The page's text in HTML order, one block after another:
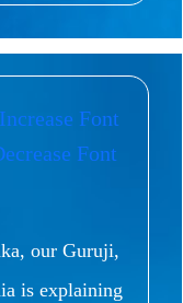
our Guruji,
is explaining